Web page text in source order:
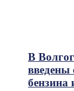
В
введены
бензина